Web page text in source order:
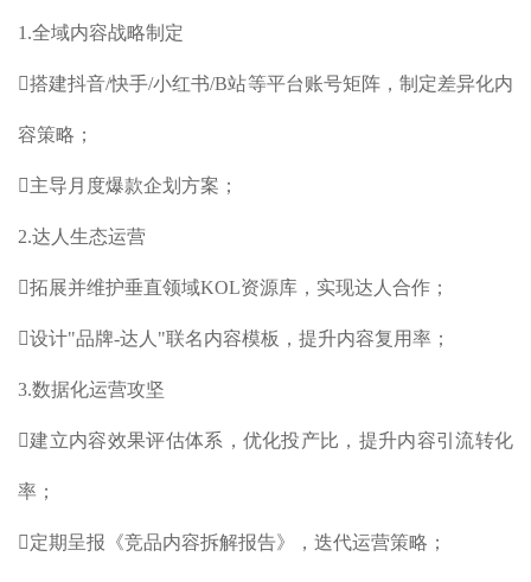
1.全域内容战略制定
搭建抖音/快手/小红书/B站等平台账号矩阵，制定差异化内
容策略；
主导月度爆款企划方案；
2.达人生态运营
拓展并维护垂直领域KOL资源库，实现达人合作；
设计"品牌-达人"联名内容模板，提升内容复用率；
3.数据化运营攻坚
建立内容效果评估体系，优化投产比，提升内容引流转化
率；
定期呈报《竞品内容拆解报告》，迭代运营策略；